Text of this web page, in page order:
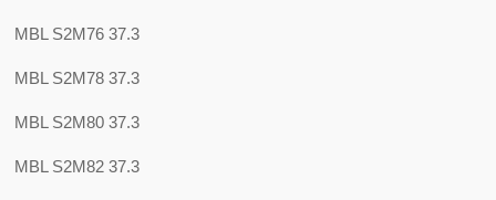
MBL S2M76 37.3
MBL S2M78 37.3
MBL S2M80 37.3
MBL S2M82 37.3